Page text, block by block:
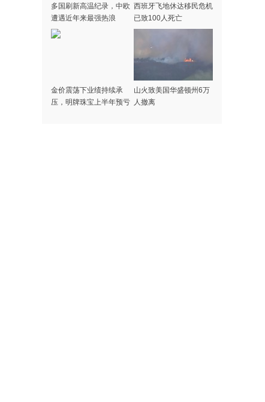
多国刷新高温纪录，中欧
遭遇近年来最强热浪
西班牙飞地休达移民危机
已致100人死亡
金价震荡下业绩持续承
压，明牌珠宝上半年预亏
山火致美国华盛顿州6万
人撤离